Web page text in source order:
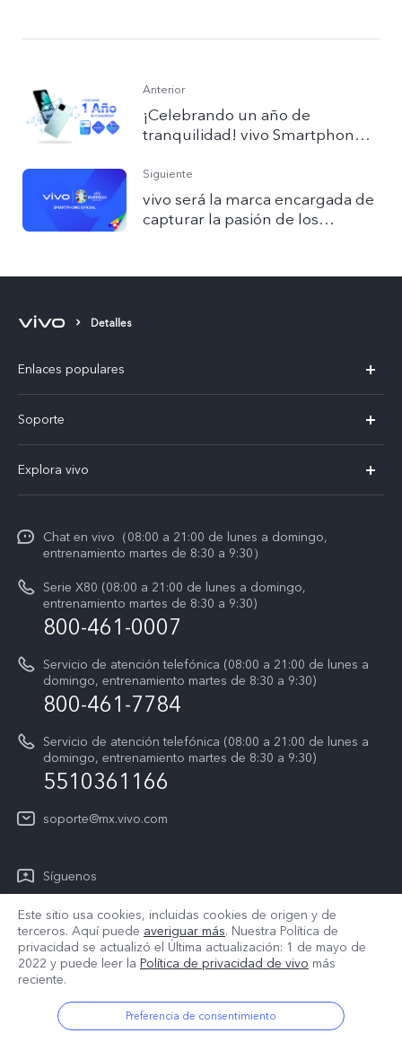
Anterior
¡Celebrando un año de
tranquilidad! vivo Smartphone
celular con su cobertura v.safe
Siguiente
vivo será la marca encargada de
capturar la pasión de los
Detalles
Enlaces populares
Y29
Soporte
Centro de servicio
Consulta el Precio de los Repuestos
Manual de usuario
Actualización del sistema
Instrucciones de la garantía de vivo
Explora vivo
La vida en vivo
Acerca de nosotros
Centro de privacidad de vivo
T&C X300 Pro
#vivoElFútbol
T&C #vivoElFútbol
Chat en vivo（08:00 a 21:00 de lunes a domingo,
entrenamiento martes de 8:30 a 9:30）
Serie X80 (08:00 a 21:00 de lunes a domingo,
entrenamiento martes de 8:30 a 9:30)
800-461-0007
Servicio de atención telefónica (08:00 a 21:00 de lunes a
domingo, entrenamiento martes de 8:30 a 9:30)
800-461-7784
Servicio de atención telefónica (08:00 a 21:00 de lunes a
domingo, entrenamiento martes de 8:30 a 9:30)
5510361166
soporte@mx.vivo.com
Síguenos
México | Seleccione país/región
Este sitio usa cookies, incluidas cookies de origen y de
terceros. Aquí puede averiguar más. Nuestra Política de
privacidad se actualizó el Última actualización: 1 de mayo de
2022 y puede leer la Política de privacidad de vivo más
reciente.
Preferencia de consentimiento